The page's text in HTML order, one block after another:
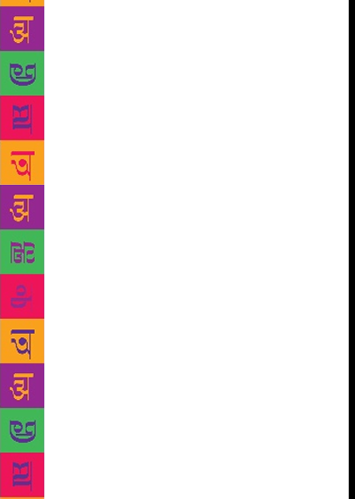
इस के बाहर इसके बारे में दोबारा सोचना चाहिए क्योंकि आज की
स्थिति में जब मेरे जैसा लेखक लिख रहा है तो उचक्का नाम या इंग्लिश
में दो ब्रांडेड यह किताब पढ़ने से लोगों को पता चलता है कि इन लोगों
की क्या हालत है यह सुनकर आप भी चौक जाएंगे लेकिन यह भारत के
आज भी सही सिटीजन नहीं है इसलिए महाराष्ट्र जैसे प्रोग्रेसिव
स्टेट में भी इन लोगों के लिए कोई प्रावधान नहीं कि जो बजट बनता
है स्वतंत्र बजट इन के लिए नहीं बनता नाम तो विमुक्त घुमंतू बोला
जाता है लेकिन इनके एजुकेशन के लिए कोई सुविधा नहीं रहने से यह
लोगों का महाराष्ट्र में तीन करोड़ लोग रहने के बाद भी यह 1% बी
विन काय् एजुकेशन आज नहीं हो पाया है और बहुत बुरी हालत से यह
लोग गुजर रहे हैं यह आदिवासी की कोई जाति नहीं है इन लोगों को
आज भी विमुक्त घुमंतू आदिवासी बोला बोला तो जाता है लेकिन
आदिवासी की कोई सोलत नहीं मिलती आंध्र कर्नाटक में थोड़ी बहुत
लोग आदिवासी में है लेकिन इनके बारे में सही अध्ययन न होने से और
हमारा देश आजादी के बाद बाबू लोग उनकी आजादी का आदेश हो गया
और आमिर और ऊंचे पद के लोगों को लिए ही हमारे देश की सब
सुविधा मुहैया होती है लेकिन यहां के गरीब लोगों को आदिवासी लोगों को
आज खाली बजट बनता है लेकिन बजट किधर जाता है किस के घर
में जाता है इसके बारे में पता लगाना जरूरी है आज खाली देश आजाद
हुआ है झंडे के लिए लेकिन यहां के आदिवासी क्रिमिनल ट्राइब को
आज भी आजादी मिलना बाकी है उनको जानवरों से ही बदतर जीना
पड़ता है गाय देसी यह सबकी माता होती है सब का पूजन होता है यानी
जानवरों से यहां अच्छा माना जाता है लेकिन अनाज खाने के लिए
तड़पना वाला आदिवासी आज दर दर की ठोकरे खा रहा है गाय के लिए